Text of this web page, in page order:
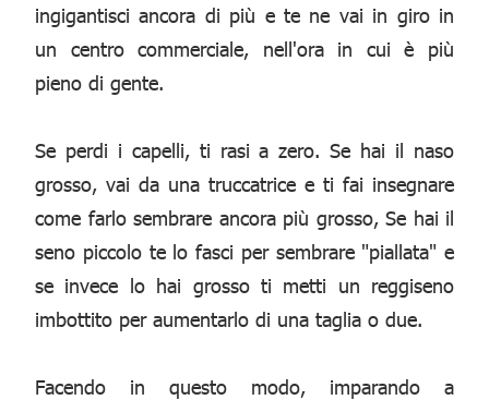
ingigantisci ancora di più e te ne vai in giro in
un centro commerciale, nell'ora in cui è più
pieno di gente.
Se perdi i capelli, ti rasi a zero. Se hai il naso
grosso, vai da una truccatrice e ti fai insegnare
come farlo sembrare ancora più grosso, Se hai il
seno piccolo te lo fasci per sembrare "piallata" e
se invece lo hai grosso ti metti un reggiseno
imbottito per aumentarlo di una taglia o due.
Facendo in questo modo, imparando a